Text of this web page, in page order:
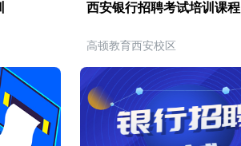
西安银行招聘考试培训课程
高顿教育西安校区